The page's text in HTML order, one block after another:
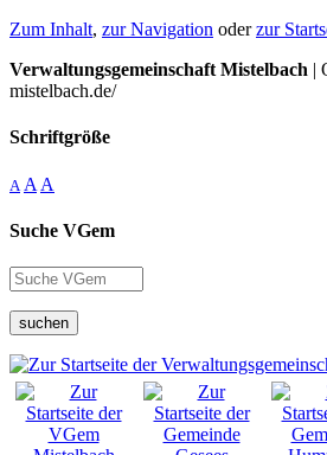
Zum Inhalt, zur Navigation oderzur
Verwaltungsgemeinschaft Mistelbach |
mistelbach.de/
Schriftgröße
A A A
Suche VGem
suchen